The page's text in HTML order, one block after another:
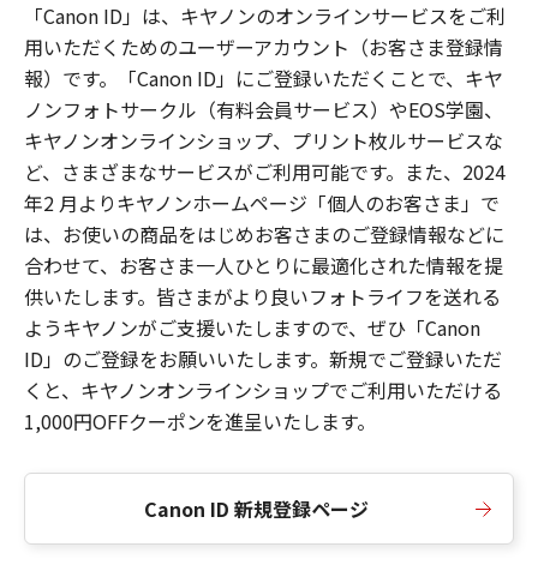
「Canon ID」は、キヤノンのオンラインサービスをご利
用いただくためのユーザーアカウント（お客さま登録情
報）です。「Canon ID」にご登録いただくことで、キヤ
ノンフォトサークル（有料会員サービス）やEOS学園、
キヤノンオンラインショップ、プリント枚ルサービスな
ど、さまざまなサービスがご利用可能です。また、2024
年2 月よりキヤノンホームページ「個人のお客さま」で
は、お使いの商品をはじめお客さまのご登録情報などに
合わせて、お客さま一人ひとりに最適化された情報を提
供いたします。皆さまがより良いフォトライフを送れる
ようキヤノンがご支援いたしますので、ぜひ「Canon
ID」のご登録をお願いいたします。新規でご登録いただ
くと、キヤノンオンラインショップでご利用いただける
1,000円OFFクーポンを進呈いたします。
Canon ID 新規登録ページ